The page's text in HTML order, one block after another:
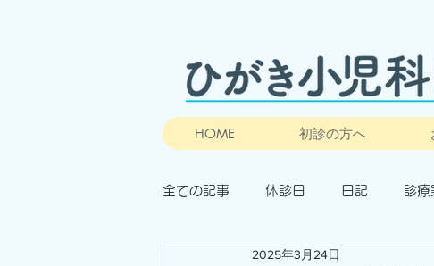
HOME 初診の方へ
全ての記事 休診日 日記 診療
2025年3月24日